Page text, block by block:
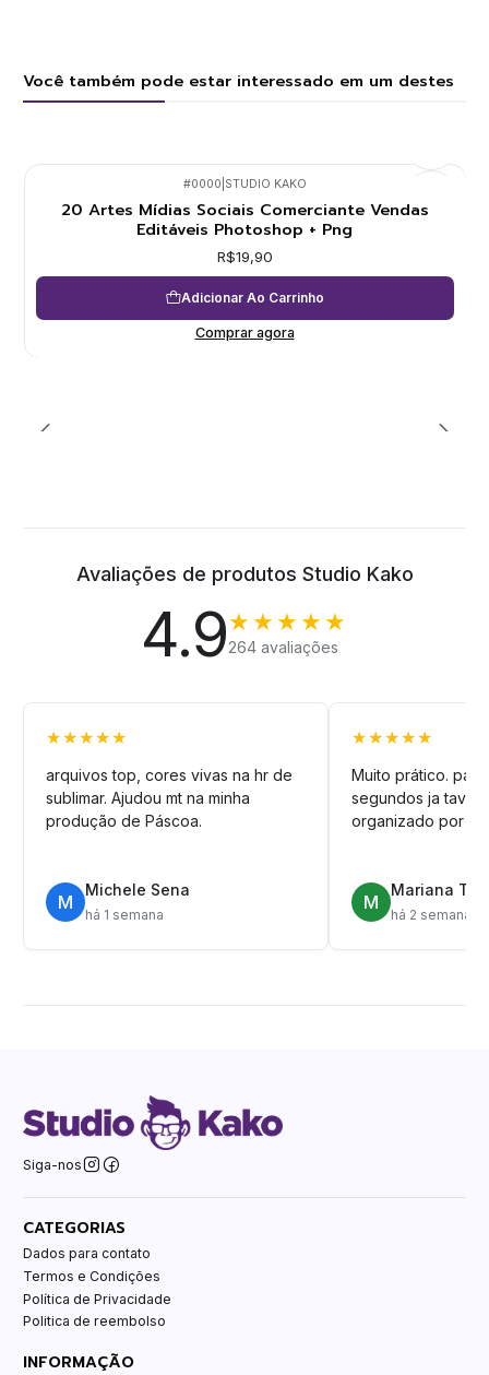
Você também pode estar interessado em um destes
#0000 STUDIO KAKO
20 Artes Mídias Sociais Comerciante Vendas
Editáveis Photoshop + Png
R$19,90
Adicionar Ao Carrinho
Comprar agora
Avaliações de produtos Studio Kako
4.9★★★★★
264 avaliações
★★★★★
arquivos top, cores vivas na hr de
sublimar. Ajudou mt na minha
produção de Páscoa.
M
Michele Sena
há 1 semana
★★★★★
Muito prático.
segundos ja tava
organizado por
M
Mariana T.
há 2 semanas
Siga-nos
CATEGORIAS
Dados para contato
Termos e Condições
Política de Privacidade
Politica de reembolso
INFORMAÇÃO